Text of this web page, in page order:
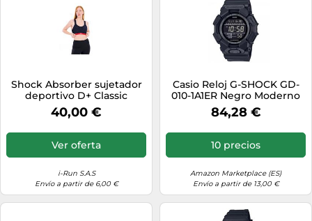
Shock Absorber sujetador
deportivo D+ Classic
Support 95G Azul marino
40,00 €
Ver oferta
i-Run S.A.S
Envío a partir de 6,00 €
Casio Reloj G-SHOCK GD-
010-1A1ER Negro Moderno
84,28 €
10 precios
Amazon Marketplace (ES)
Envío a partir de 13,00 €